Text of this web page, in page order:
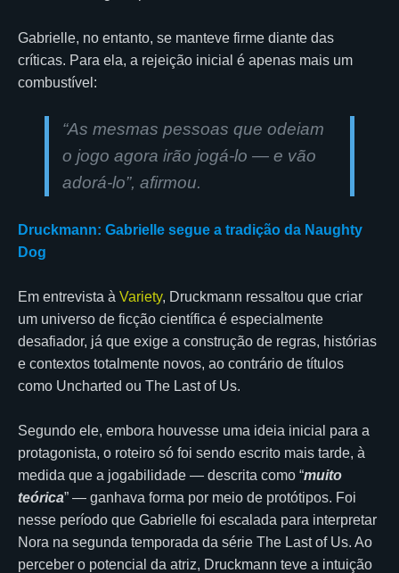
Gabrielle, no entanto, se manteve firme diante das
críticas. Para ela, a rejeição inicial é apenas mais um
combustível:
“As mesmas pessoas que odeiam
o jogo agora irão jogá-lo — e vão
adorá-lo”, afirmou.
Druckmann: Gabrielle segue a tradição da Naughty
Dog
Em entrevista à Variety, Druckmann ressaltou que criar
um universo de ficção científica é especialmente
desafiador, já que exige a construção de regras, histórias
e contextos totalmente novos, ao contrário de títulos
como Uncharted ou The Last of Us.
Segundo ele, embora houvesse uma ideia inicial para a
protagonista, o roteiro só foi sendo escrito mais tarde, à
medida que a jogabilidade — descrita como “muito
teórica” — ganhava forma por meio de protótipos. Foi
nesse período que Gabrielle foi escalada para interpretar
Nora na segunda temporada da série The Last of Us. Ao
perceber o potencial da atriz, Druckmann teve a intuição